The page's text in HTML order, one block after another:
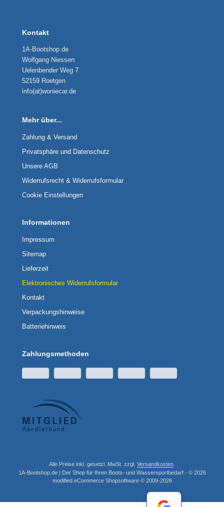
Kontakt
1A-Bootshop.de
Wolfgang Niessen
Uelenbender Weg 7
52159 Roetgen
info(at)woniecar.de
Mehr über...
Zahlung & Versand
Privatsphäre und Datenschutz
Unsere AGB
Widerrufsrecht & Widerrufsformular
Cookie Einstellungen
Informationen
Impressum
Sitemap
Lieferzeit
Elektronisches Widerrufsformular
Kontakt
Verpackungshinweise
Batteriehinweis
Zahlungsmethoden
Alle Preise inkl. gesetzl. MwSt. zzgl. Versandkosten
1A-Bootshop.de | Der Shop für Ihren Boots- und Wassersportbedarf - © 2026
modified eCommerce Shopsoftware © 2009-2026